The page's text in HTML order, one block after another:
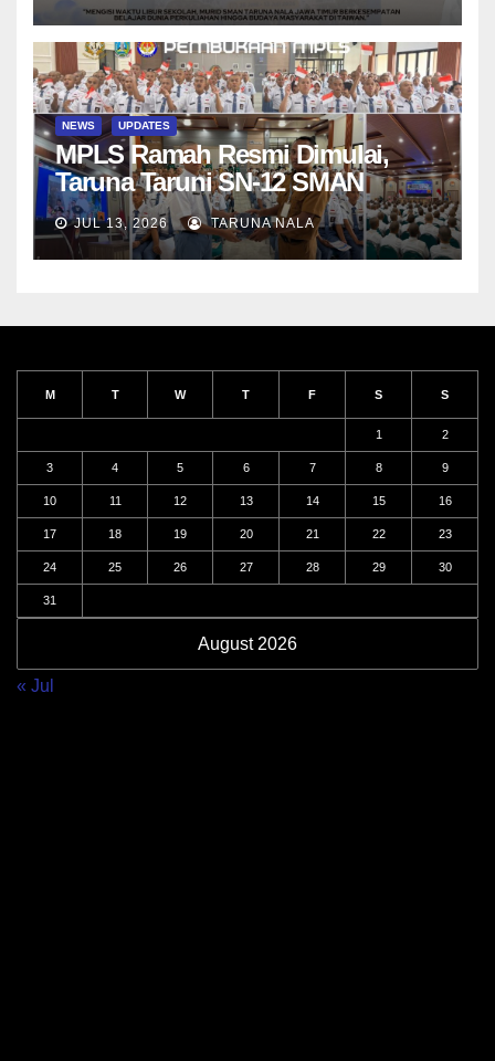
NEWS UPDATES
MPLS Ramah Resmi Dimulai,
Taruna Taruni SN-12 SMAN
Taruna Nala Jawa Timur Siap
Menjalani Tahun Ajaran Baru
JUL 13, 2026 TARUNA NALA
August 2026
M T W T F S S
1 2
3 4 5 6 7 8 9
10 11 12 13 14 15 16
17 18 19 20 21 22 23
24 25 26 27 28 29 30
31
« Jul